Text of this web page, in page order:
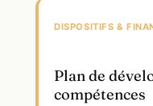
DISPOSITIFS &
Plan de
compétences